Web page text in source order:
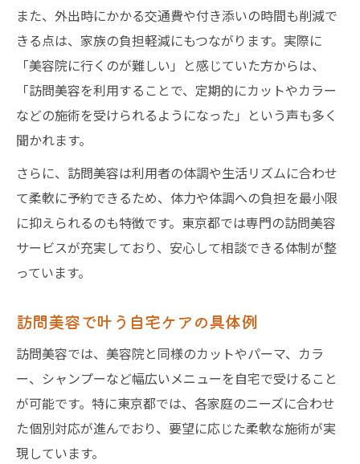
また、外出時にかかる交通費や付き添いの時間も削減で
きる点は、家族の負担軽減にもつながります。実際に
「美容院に行くのが難しい」と感じていた方からは、
「訪問美容を利用することで、定期的にカットやカラー
などの施術を受けられるようになった」という声も多く
聞かれます。
さらに、訪問美容は利用者の体調や生活リズムに合わせ
て柔軟に予約できるため、体力や体調への負担を最小限
に抑えられるのも特徴です。東京都では専門の訪問美容
サービスが充実しており、安心して相談できる体制が整
っています。
訪問美容で叶う自宅ケアの具体例
訪問美容では、美容院と同様のカットやパーマ、カラ
ー、シャンプーなど幅広いメニューを自宅で受けること
が可能です。特に東京都では、各家庭のニーズに合わせ
た個別対応が進んでおり、要望に応じた柔軟な施術が実
現しています。